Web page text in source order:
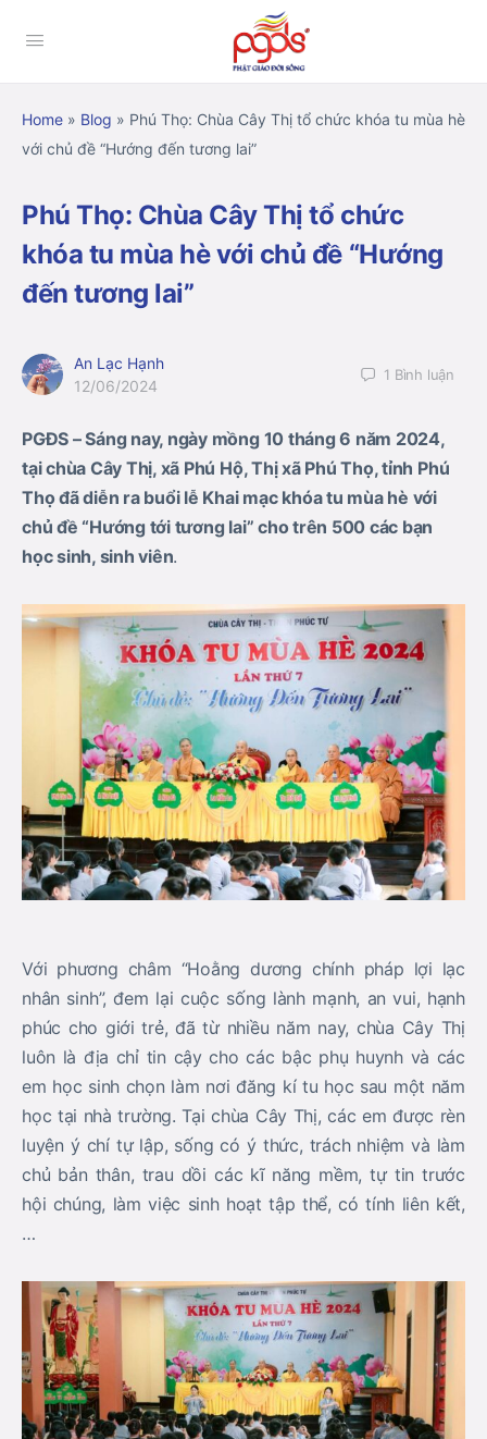
Home » Blog » Phú Thọ: Chùa Cây Thị tổ chức khóa tu mùa hè
với chủ đề “Hướng đến tương lai”
Phú Thọ: Chùa Cây Thị tổ chức
khóa tu mùa hè với chủ đề “Hướng
đến tương lai”
An Lạc Hạnh
12/06/2024
1 Bình luận
PGĐS – Sáng nay, ngày mồng 10 tháng 6 năm 2024,
tại chùa Cây Thị, xã Phú Hộ, Thị xã Phú Thọ, tỉnh Phú
Thọ đã diễn ra buổi lễ Khai mạc khóa tu mùa hè với
chủ đề “Hướng tới tương lai” cho trên 500 các bạn
học sinh, sinh viên.
Với phương châm “Hoằng dương chính pháp lợi lạc
nhân sinh”, đem lại cuộc sống lành mạnh, an vui, hạnh
phúc cho giới trẻ, đã từ nhiều năm nay, chùa Cây Thị
luôn là địa chỉ tin cậy cho các bậc phụ huynh và các
em học sinh chọn làm nơi đăng kí tu học sau một năm
học tại nhà trường. Tại chùa Cây Thị, các em được rèn
luyện ý chí tự lập, sống có ý thức, trách nhiệm và làm
chủ bản thân, trau dồi các kĩ năng mềm, tự tin trước
hội chúng, làm việc sinh hoạt tập thể, có tính liên kết,
…